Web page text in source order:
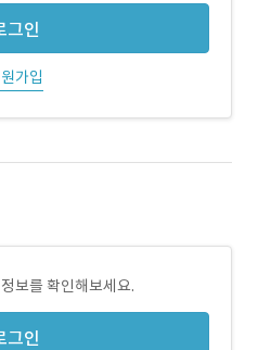
그인
가입
보를 확인해보세요.
그인